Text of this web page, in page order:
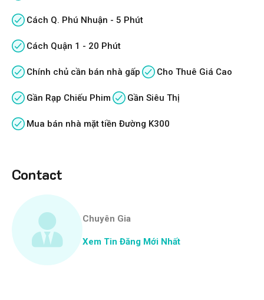
Cách Q. Phú Nhuận - 5 Phút
Cách Quận 1 - 20 Phút
Chính chủ cần bán nhà gấp Cho Thuê Giá Cao
Gần Rạp Chiếu Phim Gần Siêu Thị
Mua bán nhà mặt tiền Đường K300
Contact
Chuyên Gia
Xem Tin Đăng Mới Nhất